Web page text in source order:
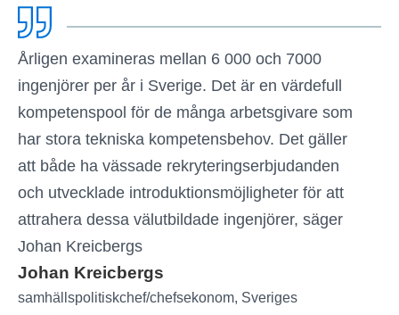
Årligen examineras mellan 6 000 och 7000
ingenjörer per år i Sverige. Det är en värdefull
kompetenspool för de många arbetsgivare som
har stora tekniska kompetensbehov. Det gäller
att både ha vässade rekryteringserbjudanden
och utvecklade introduktionsmöjligheter för att
attrahera dessa välutbildade ingenjörer, säger
Johan Kreicbergs
Johan Kreicbergs
samhällspolitiskchef/chefsekonom, Sveriges